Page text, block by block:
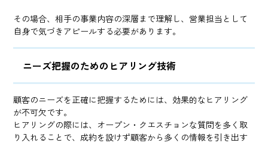
その場合、相手の事業内容の深層まで理解し、営業担当として
自身で気づきアピールする必要があります。
ニーズ把握のためのヒアリング技術
顧客のニーズを正確に把握するためには、効果的なヒアリング
が不可欠です。
ヒアリングの際には、オープン・クエスチョンな質問を多く取
り入れることで、成約を設けず顧客から多くの情報を引き出す